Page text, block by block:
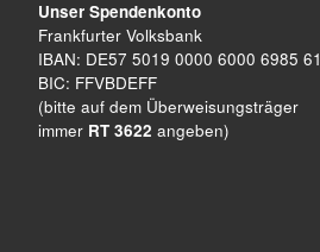
Unser Spendenkonto
Frankfurter Volksbank
IBAN: DE57 5019 0000 6000 6985 61
BIC: FFVBDEFF
(bitte auf dem Überweisungsträger
immer RT 3622 angeben)